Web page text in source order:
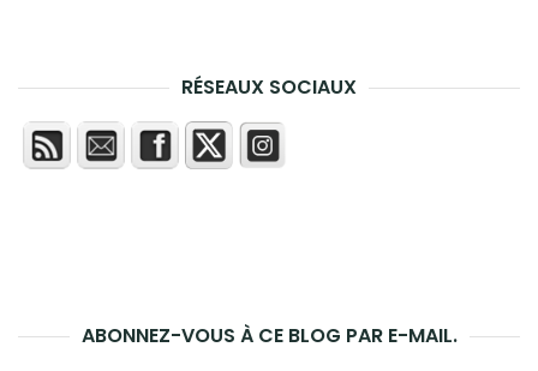
RÉSEAUX SOCIAUX
ABONNEZ-VOUS À CE BLOG PAR E-MAIL.